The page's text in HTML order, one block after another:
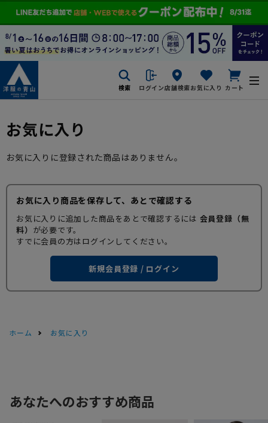
検索 ログイン店舗検索お気に入り カート
お気に入り
お気に入りに登録された商品はありません。
お気に入り商品を保存して、あとで確認する
お気に入りに追加した商品をあとで確認するには 会員登録（無
料） が必要です。
すでに会員の方はログインしてください。
新規会員登録 / ログイン
ホーム お気に入り